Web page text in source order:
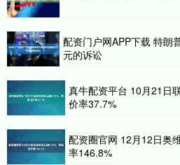
配资门户网APP下载 特朗
元的诉讼
真牛配资平台 10月21日
价率37.7%
配资圈官网 12月12日奥
率146.8%